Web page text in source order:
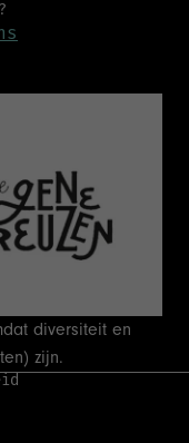
diversiteit en
zijn.